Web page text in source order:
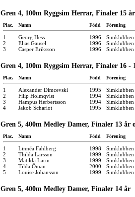
Gren 4, 100m Ryggsim Herrar, Finaler 15 år
Plac. Namn Född Förening
1 Georg Hess 1996
2
Elias Gausel 1996
Simklubben
3
Casper Eriksson 1996
Gren 4, 100m Ryggsim Herrar, Finaler 16 -
Plac. Namn Född Förening
1 Alexander Dimcevski 1995
Simklubben
2
Filip Holmqvist 1994
Simklubben
3
Hampus Herbertsson 1994
4
Jakob Schariot 1995 Simklubben
Gren 5, 400m Medley Damer, Finaler 13 år
Plac. Namn Född Förening
1 Linnéa Fahlberg 1998
2
Thilda Larsson 1999
3
Matilda Larm 1999
Simklubben
4
Tilda Öman 2000
5
Louise Johansson 1999
Gren 5, 400m Medley Damer, Finaler 14 år